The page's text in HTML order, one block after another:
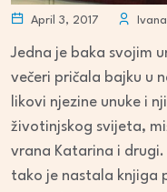
April 3, 2017
Jedna je baka svojim
večeri pričala bajku u
likovi njezine unuke i
životinjskog svijeta,
vrana Katarina i drugi.
tako je nastala knjiga